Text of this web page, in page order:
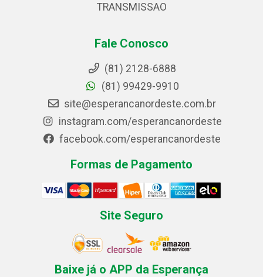
TRANSMISSAO
Fale Conosco
(81) 2128-6888
(81) 99429-9910
site@esperancanordeste.com.br
instagram.com/esperancanordeste
facebook.com/esperancanordeste
Formas de Pagamento
Site Seguro
Baixe já o APP da Esperança